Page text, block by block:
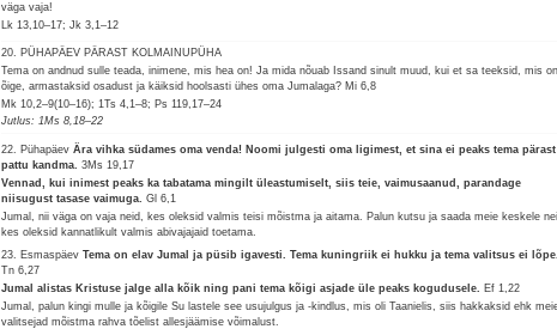
väga vaja!
Lk 13,10–17; Jk 3,1–12
20. PÜHAPÄEV PÄRAST KOLMAINUPÜHA
Tema on andnud sulle teada, inimene, mis hea on! Ja mida nõuab Issand sinult muud, kui et sa teeksid, mis on
õige, armastaksid osadust ja käiksid hoolsasti ühes oma Jumalaga? Mi 6,8
Mk 10,2–9(10–16); 1Ts 4,1–8; Ps 119,17–24
Jutlus: 1Ms 8,18–22
22. PühapäevÄra vihka südames oma venda! Noomi julgesti oma ligimest, et sina ei peaks tema pärast
pattu kandma.3Ms 19,17
Vennad, kui inimest peaks ka tabatama mingilt üleastumiselt, siis teie, vaimusaanud, parandage
niisugust tasase vaimuga.Gl 6,1
Jumal, nii väga on vaja neid, kes oleksid valmis teisi mõistma ja aitama. Palun kutsu ja saada meie keskele
kes oleksid kannatlikult valmis abivajajaid toetama.
23. EsmaspäevTema on elav Jumal ja püsib igavesti. Tema kuningriik ei hukku ja tema valitsus ei lõpe.
Tn 6,27
Jumal alistas Kristuse jalge alla kõik ning pani tema kõigi asjade üle peaks kogudusele. Ef 1,22
Jumal, palun kingi mulle ja kõigile Su lastele see usujulgus ja -kindlus, mis oli Taanielis, siis hakkaksid ehk
valitsejad mõistma rahva tõelist allesjäämise võimalust.